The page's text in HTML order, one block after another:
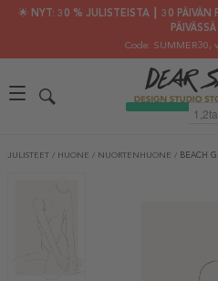
🌟 NYT: 30 % JULISTEISTA ┃ 30
PÄIVÄSSÄ
Code: SUMMER30,
JULISTEET / HUONE / NUORTENHUONE / BEACH